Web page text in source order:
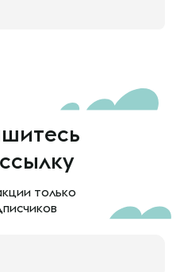
только